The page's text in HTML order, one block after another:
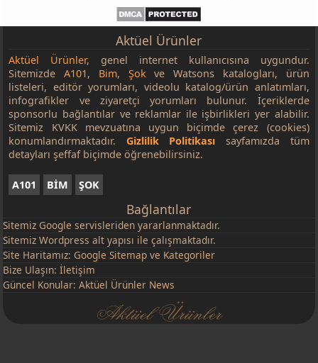
Aktüel Ürünler
Aktüel Ürünler, genel internet kullanıcısına uygundur.
SitemizdeA101, Bim, Şokve Watsons katalogları, ürün
listeleri, editör yorumları, videolu katalog/ürün anlatımları,
infografikler ve ziyaretçi yorumları bulunur. İçeriklerde
sponsorlu bağlantılar ve reklamlar ile işbirlikleri yer alabilir.
Sitemiz KVKK mevzuatına uygun biçimde çerez (cookies)
konumlandırmaktadır. Gizlilik Politikası sayfamızda tüm
detayları şeffaf biçimde öğrenebilirsiniz.
A101 BİM ŞOK
Bağlantılar
Sitemiz Google servisleriden yararlanmaktadır.
Sitemiz Wordpress alt yapısı ile çalışmaktadır.
Site Haritamız: Google Sitemap ve Kategoriler
Bize Ulaşın:İletişim
Güncel Konular:Aktüel Ürünler News